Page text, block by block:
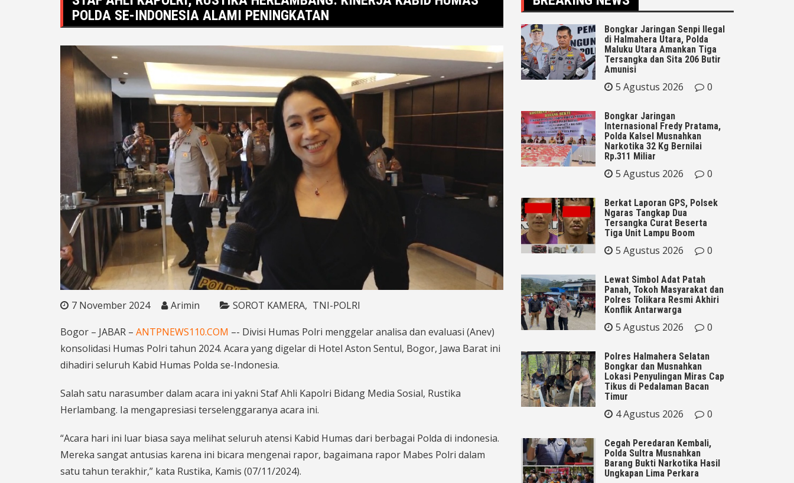
POLDA SE-INDONESIA ALAMI PENINGKATAN
7 November 2024 Arimin SOROT KAMERA TNI-POLRI
Bogor – JABAR – ANTPNEWS110.COM –- Divisi Humas Polri menggelar analisa dan evaluasi (Anev)
konsolidasi Humas Polri tahun 2024. Acara yang digelar di Hotel Aston Sentul, Bogor, Jawa Barat ini
dihadiri seluruh Kabid Humas Polda se-Indonesia.
Salah satu narasumber dalam acara ini yakni Staf Ahli Kapolri Bidang Media Sosial, Rustika
Herlambang. Ia mengapresiasi terselenggaranya acara ini.
“Acara hari ini luar biasa saya melihat seluruh atensi Kabid Humas dari berbagai Polda di indonesia.
Mereka sangat antusias karena ini bicara mengenai rapor, bagaimana rapor Mabes Polri dalam
satu tahun terakhir,” kata Rustika, Kamis (07/11/2024).
Bongkar Jaringan Senpi Ilegal
di Halmahera Utara, Polda
Maluku Utara Amankan Tiga
Tersangka dan Sita 206 Butir
Amunisi
5 Agustus 2026 0
Bongkar Jaringan
Internasional Fredy Pratama,
Polda Kalsel Musnahkan
Narkotika 32 Kg Bernilai
Rp.311 Miliar
5 Agustus 2026 0
Berkat Laporan GPS, Polsek
Ngaras Tangkap Dua
Tersangka Curat Beserta
Tiga Unit Lampu Boom
5 Agustus 2026 0
Lewat Simbol Adat Patah
Panah, Tokoh Masyarakat dan
Polres Tolikara Resmi Akhiri
Konflik Antarwarga
5 Agustus 2026 0
Polres Halmahera Selatan
Bongkar dan Musnahkan
Lokasi Penyulingan Miras Cap
Tikus di Pedalaman Bacan
Timur
4 Agustus 2026 0
Cegah Peredaran Kembali,
Polda Sultra Musnahkan
Barang Bukti Narkotika Hasil
Ungkapan Lima Perkara